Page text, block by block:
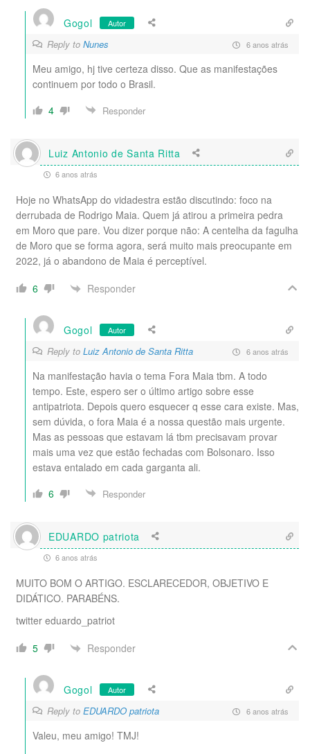
Gogol Autor
Reply to Nunes 6 anos atrás
Meu amigo, hj tive certeza disso. Que as manifestações
continuem por todo o Brasil.
4
Responder
Luiz Antonio de Santa Ritta
6 anos atrás
Hoje no WhatsApp do vidadestra estão discutindo: foco na
derrubada de Rodrigo Maia. Quem já atirou a primeira pedra
em Moro que pare. Vou dizer porque não: A centelha da fagulha
de Moro que se forma agora, será muito mais preocupante em
2022, já o abandono de Maia é perceptível.
6
Responder
Gogol Autor
Reply to Luiz Antonio de Santa Ritta 6 anos atrás
Na manifestação havia o tema Fora Maia tbm. A todo
tempo. Este, espero ser o último artigo sobre esse
antipatriota. Depois quero esquecer q esse cara existe. Mas,
sem dúvida, o fora Maia é a nossa questão mais urgente.
Mas as pessoas que estavam lá tbm precisavam provar
mais uma vez que estão fechadas com Bolsonaro. Isso
estava entalado em cada garganta ali.
6
Responder
EDUARDO patriota
6 anos atrás
MUITO BOM O ARTIGO. ESCLARECEDOR, OBJETIVO E
DIDÁTICO. PARABÉNS.
twitter eduardo_patriot
5
Responder
Gogol Autor
Reply to EDUARDO patriota 6 anos atrás
Valeu, meu amigo! TMJ!